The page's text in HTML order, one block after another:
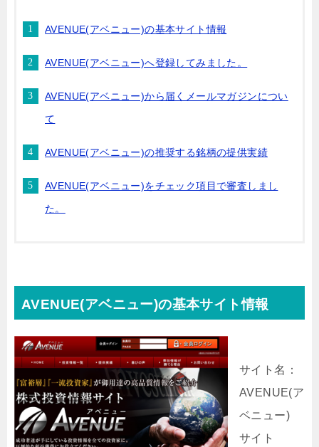
AVENUE(アベニュー)の基本サイト情報
AVENUE(アベニュー)へ登録してみました。
AVENUE(アベニュー)から届くメールマガジンについ
て
AVENUE(アベニュー)の推奨する銘柄の提供実績
AVENUE(アベニュー)をチェック項目で審査しまし
た。
AVENUE(アベニュー)の基本サイト情報
サイト名：
AVENUE(ア
ベニュー)
サイト